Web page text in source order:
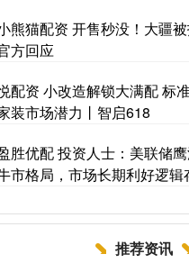
熊猫配资 开售秒没！大疆被
方回应
配资 小改造解锁大满配 标
装市场潜力丨智启618
胜优配 投资人士：美联储
市格局，市场长期利好逻辑
推荐资讯